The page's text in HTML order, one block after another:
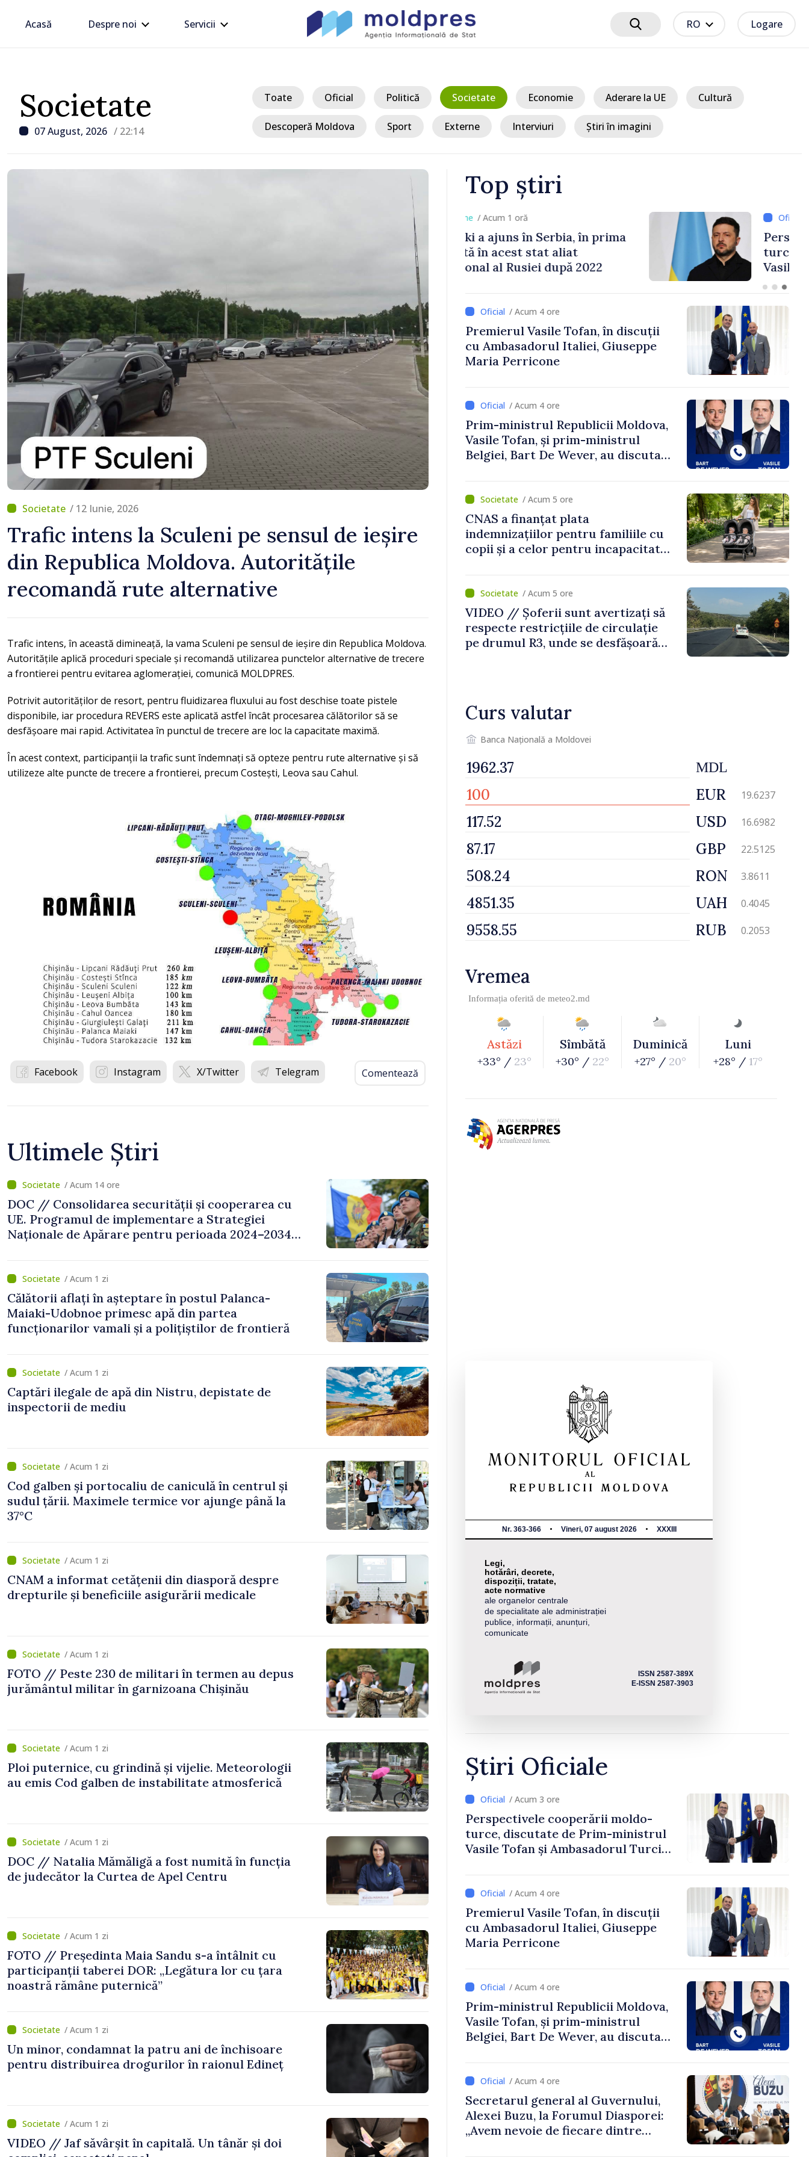
Acasă Despre noi Servicii RO Logare
Societate
07 August, 2026 / 22:14
Toate Oficial Politică Societate Economie Aderare la UE Cultură
Descoperă Moldova Sport Externe Interviuri Știri în imagini
/ 12 Iunie, 2026
Trafic intens la Sculeni pe sensul de ieșire
din Republica Moldova. Autoritățile
recomandă rute alternative
Trafic intens, în această dimineață, la vama Sculeni pe sensul de ieșire din Republica Moldova.
Autoritățile aplică proceduri speciale și recomandă utilizarea punctelor alternative de trecere
a frontierei pentru evitarea aglomerației, comunică MOLDPRES.
Potrivit autorităților de resort, pentru fluidizarea fluxului au fost deschise toate pistele
disponibile, iar procedura REVERS este aplicată astfel încât procesarea călătorilor să se
desfășoare mai rapid. Activitatea în punctul de trecere are loc la capacitate maximă.
În acest context, participanții la trafic sunt îndemnați să opteze pentru rute alternative și să
utilizeze alte puncte de trecere a frontierei, precum Costești, Leova sau Cahul.
Facebook Instagram X/Twitter Telegram Comentează
Ultimele Știri
/ Acum 14 ore
DOC // Consolidarea securității și cooperarea cu
UE. Programul de implementare a Strategiei
Naționale de Apărare pentru perioada 2024–2034,
/ Acum 1 zi
Călătorii aflați în așteptare în postul Palanca-
Maiaki-Udobnoe primesc apă din partea
funcționarilor vamali și a polițiștilor de frontieră
/ Acum 1 zi
Captări ilegale de apă din Nistru, depistate de
inspectorii de mediu
/ Acum 1 zi
Cod galben și portocaliu de caniculă în centrul și
sudul țării. Maximele termice vor ajunge până la
37°C
/ Acum 1 zi
CNAM a informat cetățenii din diasporă despre
drepturile și beneficiile asigurării medicale
/ Acum 1 zi
FOTO // Peste 230 de militari în termen au depus
jurământul militar în garnizoana Chișinău
/ Acum 1 zi
Ploi puternice, cu grindină și vijelie. Meteorologii
au emis Cod galben de instabilitate atmosferică
/ Acum 1 zi
DOC // Natalia Mămăligă a fost numită în funcția
de judecător la Curtea de Apel Centru
/ Acum 1 zi
FOTO // Președinta Maia Sandu s-a întâlnit cu
participanții taberei DOR: „Legătura lor cu țara
noastră rămâne puternică”
/ Acum 1 zi
Un minor, condamnat la patru ani de închisoare
pentru distribuirea drogurilor în raionul Edineț
/ Acum 1 zi
VIDEO // Jaf săvârșit în capitală. Un tânăr și doi
Top știri
/ Acum 3 ore
Perspectivele cooperării moldo-
turce, discutate de Prim-ministrul
Vasile Tofan și Ambasadorul Turciei,
/ Acum 4 ore
Premierul Vasile Tofan, în discuții
cu Ambasadorul Italiei, Giuseppe
Maria Perricone
/ Acum 4 ore
Prim-ministrul Republicii Moldova,
Vasile Tofan, și prim-ministrul
Belgiei, Bart De Wever, au discutat
/ Acum 5 ore
CNAS a finanțat plata
indemnizațiilor pentru familiile cu
copii și a celor pentru incapacitate
/ Acum 5 ore
VIDEO // Șoferii sunt avertizați să
respecte restricțiile de circulație
pe drumul R3, unde se desfășoară
Curs valutar
Banca Națională a Moldovei
MDL
EUR 19.6237
USD 16.6982
GBP 22.5125
RON 3.8611
UAH 0.4045
RUB 0.2053
Vremea
Informația oferită de meteo2.md
Astăzi
+33° / 23°
Sîmbătă
+30° / 22°
Duminică
+27° / 20°
Luni
+28° / 17°
Nr. 363-366 Vineri, 07 august 2026 XXXIII
Legi,
hotărâri, decrete,
dispoziții, tratate,
acte normative
ale organelor centrale
de specialitate ale administrației
publice, informații, anunțuri,
comunicate
ISSN 2587-389X
E-ISSN 2587-3903
Știri Oficiale
/ Acum 3 ore
Perspectivele cooperării moldo-
turce, discutate de Prim-ministrul
Vasile Tofan și Ambasadorul Turciei,
/ Acum 4 ore
Premierul Vasile Tofan, în discuții
cu Ambasadorul Italiei, Giuseppe
Maria Perricone
/ Acum 4 ore
Prim-ministrul Republicii Moldova,
Vasile Tofan, și prim-ministrul
Belgiei, Bart De Wever, au discutat
/ Acum 4 ore
Secretarul general al Guvernului,
Alexei Buzu, la Forumul Diasporei:
„Avem nevoie de fiecare dintre